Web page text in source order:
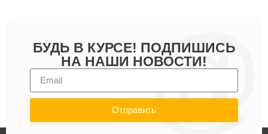
БУДЬ В КУРСЕ! ПОДПИШИСЬ
НА НАШИ НОВОСТИ!
Отправить